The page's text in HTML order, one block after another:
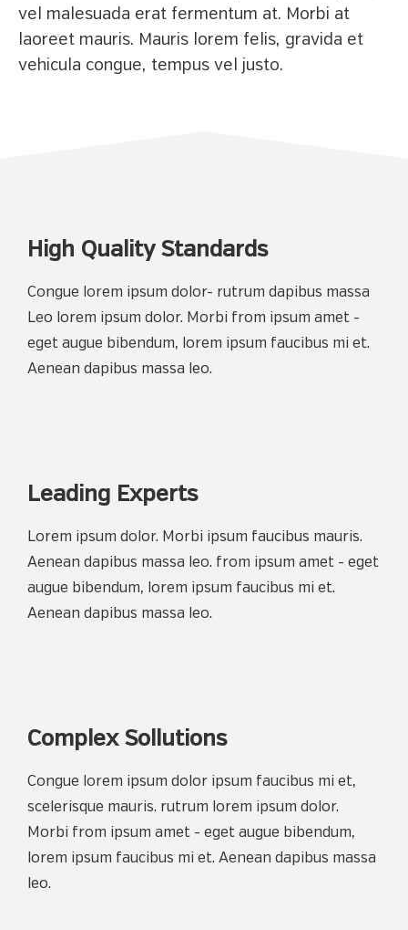
vel malesuada erat fermentum at. Morbi at
laoreet mauris. Mauris lorem felis, gravida et
vehicula congue, tempus vel justo.
High Quality Standards
Congue lorem ipsum dolor- rutrum dapibus massa
Leo lorem ipsum dolor. Morbi from ipsum amet -
eget augue bibendum, lorem ipsum faucibus mi et.
Aenean dapibus massa leo.
Leading Experts
Lorem ipsum dolor. Morbi ipsum faucibus mauris.
Aenean dapibus massa leo. from ipsum amet - eget
augue bibendum, lorem ipsum faucibus mi et.
Aenean dapibus massa leo.
Complex Sollutions
Congue lorem ipsum dolor ipsum faucibus mi et,
scelerisque mauris. rutrum lorem ipsum dolor.
Morbi from ipsum amet - eget augue bibendum,
lorem ipsum faucibus mi et. Aenean dapibus massa
leo.